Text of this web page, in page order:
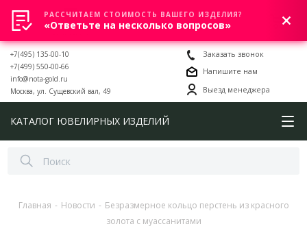
0
+7(495) 135-00-10
+7(499) 550-00-66
info@nota-gold.ru
Москва, ул. Сущевский вал, 49
Заказать звонок
Напишите нам
Выезд менеджера
КАТАЛОГ ЮВЕЛИРНЫХ ИЗДЕЛИЙ
Главная - Новости - Безразмерное кольцо перстень из красного
золота с муассанитами
РАССЧИТАЕМ СТОИМОСТЬ ВАШЕГО ИЗДЕЛИЯ?
«Ответьте на несколько вопросов»